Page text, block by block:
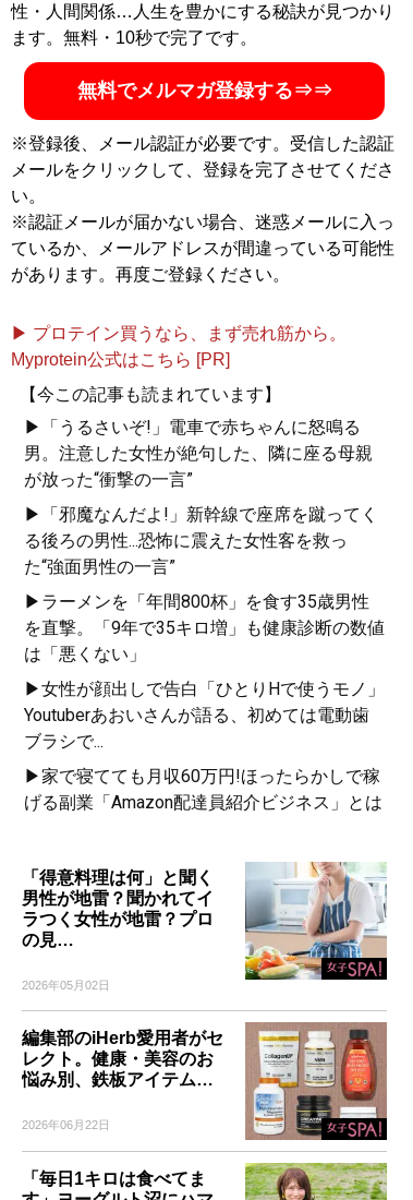
記事一覧へ
性・人間関係…人生を豊かにする秘訣が見つかり
ます。無料・10秒で完了です。
無料でメルマガ登録する⇒⇒
※登録後、メール認証が必要です。受信した認証
メールをクリックして、登録を完了させてくださ
い。
※認証メールが届かない場合、迷惑メールに入っ
ているか、メールアドレスが間違っている可能性
があります。再度ご登録ください。
▶ プロテイン買うなら、まず売れ筋から。
Myprotein公式はこちら [PR]
【今この記事も読まれています】
▶「うるさいぞ!」電車で赤ちゃんに怒鳴る
男。注意した女性が絶句した、隣に座る母親
が放った“衝撃の一言”
▶「邪魔なんだよ!」新幹線で座席を蹴ってく
る後ろの男性...恐怖に震えた女性客を救っ
た“強面男性の一言”
▶ラーメンを「年間800杯」を食す35歳男性
を直撃。「9年で35キロ増」も健康診断の数値
は「悪くない」
▶女性が顔出しで告白「ひとりHで使うモノ」
Youtuberあおいさんが語る、初めては電動歯
ブラシで...
▶家で寝てても月収60万円!ほったらかしで稼
げる副業「Amazon配達員紹介ビジネス」とは
「得意料理は何」と聞く
男性が地雷？聞かれてイ
ラつく女性が地雷？プロ
の見…
2026年05月02日
編集部のiHerb愛用者がセ
レクト。健康・美容のお
悩み別、鉄板アイテム…
2026年06月22日
「毎日1キロは食べてま